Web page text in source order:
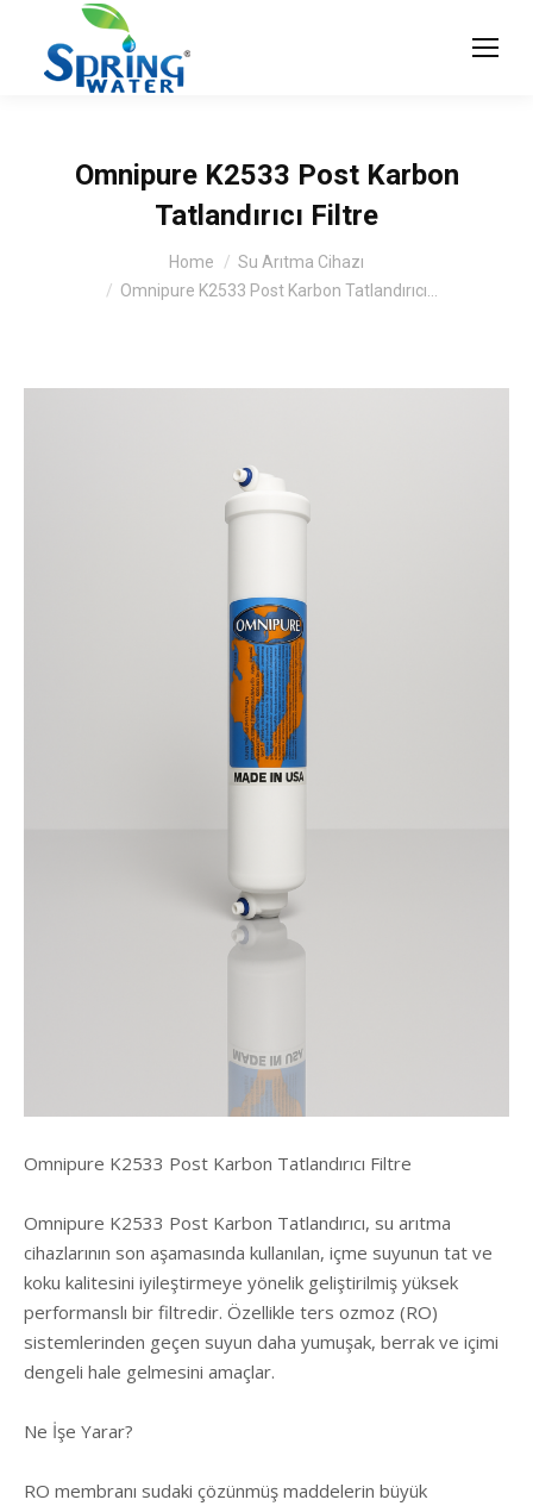
Omnipure K2533 Post Karbon
Tatlandırıcı Filtre
Home
Su Arıtma Cihazı
Omnipure K2533 Post Karbon Tatlandırıcı…
Omnipure K2533 Post Karbon Tatlandırıcı Filtre
Omnipure K2533 Post Karbon Tatlandırıcı, su arıtma
cihazlarının son aşamasında kullanılan, içme suyunun tat ve
koku kalitesini iyileştirmeye yönelik geliştirilmiş yüksek
performanslı bir filtredir. Özellikle ters ozmoz (RO)
sistemlerinden geçen suyun daha yumuşak, berrak ve içimi
dengeli hale gelmesini amaçlar.
Ne İşe Yarar?
RO membranı sudaki çözünmüş maddelerin büyük